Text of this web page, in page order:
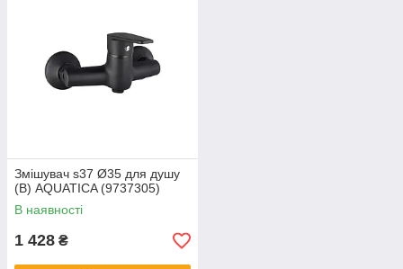
Змішувач s37 Ø35 для душу
(B) AQUATICA (9737305)
В наявності
1 428 ₴